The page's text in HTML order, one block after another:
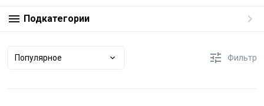
Подкатегории
Популярное Фильтр